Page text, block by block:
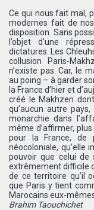
Ce qui nous fait mal,
modernes fait de
disposition. Sans
l’objet d’une
dictatures. Les
collusion Paris-
n’existe pas. Car, le
au poing – à garder
la France d’hier et
créé le Makhzen
qu’aucun autre
monarchie dans
même d’affirmer,
pour la France, de
néocoloniale, qu’elle
pouvoir que celui de
extrêmement difficile
de ce territoire qu’il
que Paris y tient
Marocains eux-
Brahim Taouchichet